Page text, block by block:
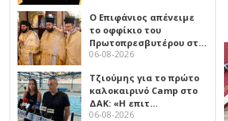
Ο Επιφάνιος απένειμε
το οφφίκιο του
Πρωτοπρεσβυτέρου στ…
06-08-2026
Τζιούμης για το πρώτο
καλοκαιρινό Camp στο
ΔΑΚ: «Η επιτ…
06-08-2026